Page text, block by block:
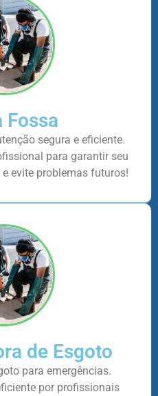
Fossa
segura e eficiente.
para garantir seu
e evite problemas futuros!
de Esgoto
para emergências.
por profissionais